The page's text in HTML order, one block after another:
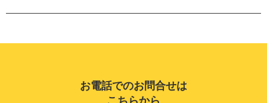
お電話でのお問合せは
こちらから